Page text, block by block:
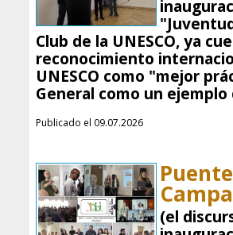
Club de la UNESCO, ya
reconocimiento
UNESCO como "mejor
General como un
Publicado el 09.07.2026
(el